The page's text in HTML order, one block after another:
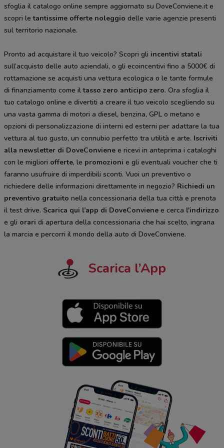
sfoglia il catalogo online sempre aggiornato su DoveConviene.it e
scopri le tantissime offerte noleggio delle varie agenzie presenti
sul territorio nazionale.
Pronto ad acquistare il tuo veicolo? Scopri gli incentivi statali
sull’acquisto delle auto aziendali, o gli ecoincentivi fino a 5000€ di
rottamazione se acquisti una vettura ecologica o le tante formule
di finanziamento come iltasso zero anticipo zero. Ora sfoglia il
tuo catalogo online e divertiti a creare il tuo veicolo scegliendo su
una vasta gamma di motori a diesel, benzina, GPL o metano e
opzioni di personalizzazione di interni ed esterni per adattare la tua
vettura al tuo gusto, un connubio perfetto tra utilità e arte. Iscriviti
alla newsletter di DoveConviene e ricevi in anteprima i cataloghi
con le migliori offerte, le promozioni e gli eventuali voucher che ti
faranno usufruire di imperdibili sconti. Vuoi un preventivo o
richiedere delle informazioni direttamente in negozio? Richiedi un
preventivo gratuito nella concessionaria della tua città e prenota
il test drive. Scarica qui l’app di DoveConviene e cerca l'indirizzo
e gli orari di apertura della concessionaria che hai scelto, ingrana
la marcia e percorri il mondo della auto di DoveConviene.
Scarica l’App